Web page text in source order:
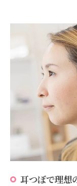
耳つぼで理想